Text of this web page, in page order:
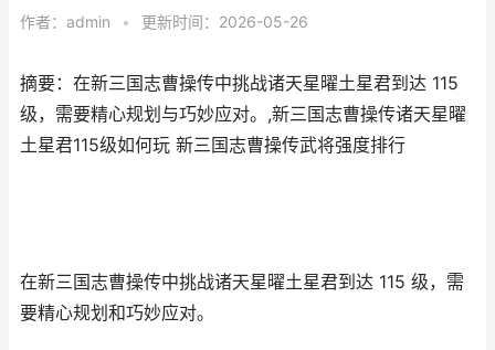
作者： admin • 更新时间：2026-05-26
摘要：在新三国志曹操传中挑战诸天星曜土星君到达 115
级，需要精心规划与巧妙应对。,新三国志曹操传诸天星曜
土星君115级如何玩 新三国志曹操传武将强度排行
在新三国志曹操传中挑战诸天星曜土星君到达 115 级，需
要精心规划和巧妙应对。